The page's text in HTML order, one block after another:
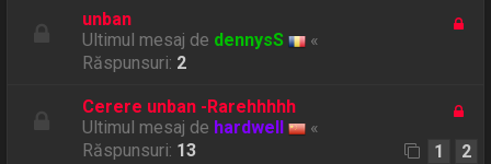
unban
Ultimul mesaj de dennysS
«
Răspunsuri: 2
Cerere unban -Rarehhhhh
Ultimul mesaj de hardwell
«
Răspunsuri: 13 1 2